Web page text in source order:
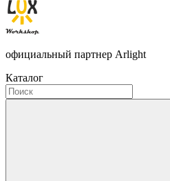
официальный партнер Arlight
Каталог